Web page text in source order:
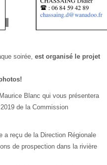
soirée, est organisé le projet
Blanc qui vous présentera
de la Commission
a reçu de la Direction Régionale
de prospection dans la rivière